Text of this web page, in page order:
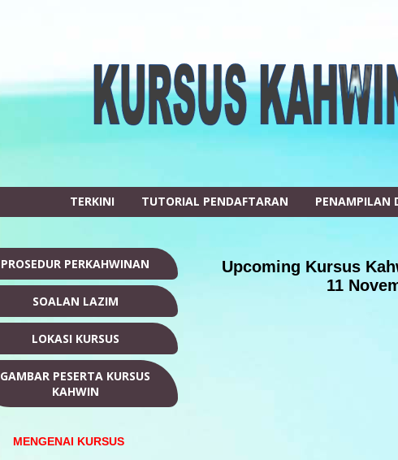
TERKINI TUTORIAL PENDAFTARAN PENAMPILAN
Upcoming Kursus
11
PROSEDUR PERKAHWINAN
SOALAN LAZIM
LOKASI KURSUS
GAMBAR PESERTA KURSUS
KAHWIN
MENGENAI KURSUS